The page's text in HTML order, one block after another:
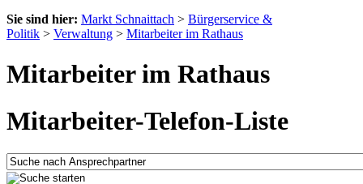
Sie sind hier: Markt Schnaittach > Bürgerservice &
Politik > Verwaltung > Mitarbeiter im Rathaus
Mitarbeiter im Rathaus
Mitarbeiter-Telefon-Liste